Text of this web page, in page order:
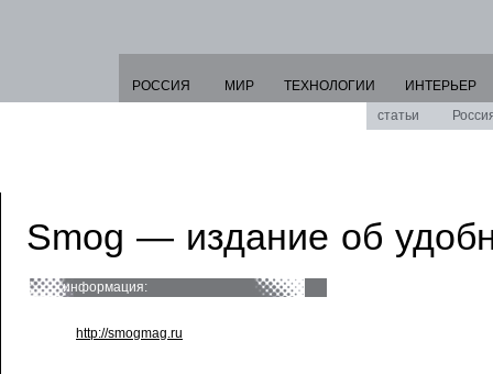
РОССИЯ МИР ТЕХНОЛОГИИ
ИНТЕРЬЕР
статьи
Smog — издание об
информация:
http://smogmag.ru